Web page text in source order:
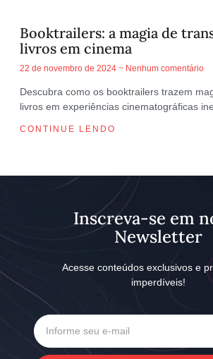
Booktrailers: a magia de
livros em cinema
22 de novembro de 2024 Nenhum comentário
Descubra como os booktrailers trazem
livros em experiências cinematográficas
CONTINUE LENDO
Inscreva-se em
Newsletter
Acesse conteúdos exclusivos e
imperdíveis!